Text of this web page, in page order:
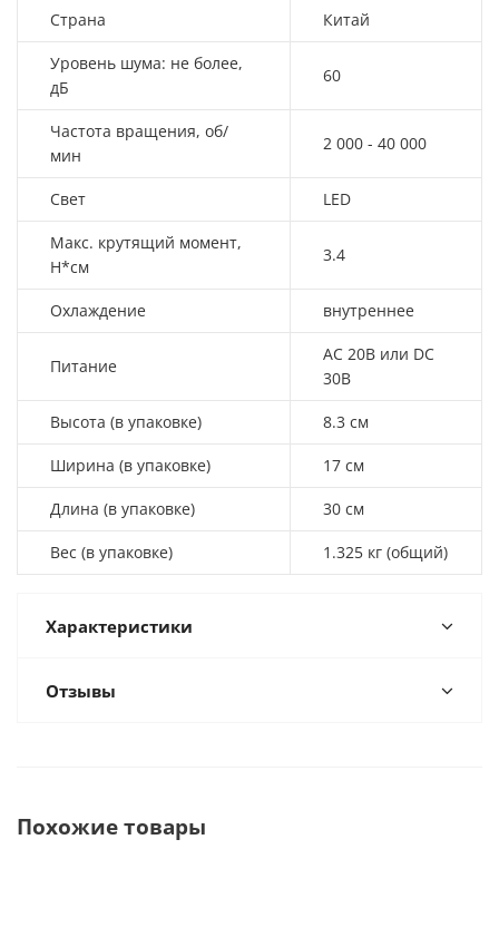
Страна Китай
Уровень шума: не более,
дБ
60
Частота вращения, об/
мин
2 000 - 40 000
Свет LED
Макс. крутящий момент,
Н*см
3.4
Охлаждение внутреннее
Питание
AC 20В или DC
30В
Высота (в упаковке) 8.3 см
Ширина (в упаковке) 17 см
Длина (в упаковке) 30 см
Вес (в упаковке) 1.325 кг (общий)
Характеристики
Отзывы
Похожие товары